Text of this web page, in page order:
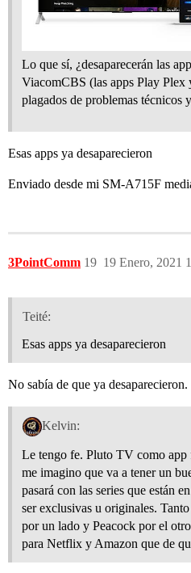
Lo que sí, ¿desaparecerán las
ViacomCBS (las apps Play Plex
plagados de problemas técnicos
Esas apps ya desaparecieron
Enviado desde mi SM-A715F
3PointComm 19 Enero, 2021
19
Teité:
Esas apps ya desaparecieron
No sabía de que ya
Kelvin:
Le tengo fe. Pluto TV como app
me imagino que va a tener un
pasará con las series que están
ser exclusivas u originales.
por un lado y Peacock por el
para Netflix y Amazon que de